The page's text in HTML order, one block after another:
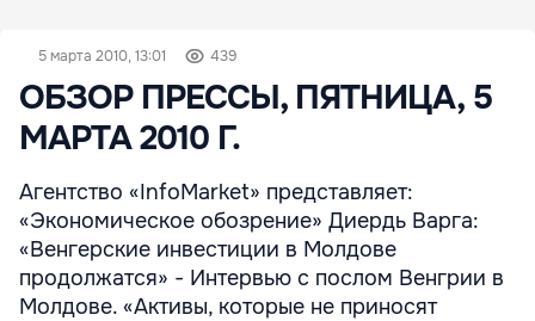
5 марта 2010, 13:01 439
ОБЗОР ПРЕССЫ, ПЯТНИЦА, 5
МАРТА 2010 Г.
Агентство «InfoMarket» представляет:
«Экономическое обозрение» Диердь Варга:
«Венгерские инвестиции в Молдове
продолжатся» - Интервью с послом Венгрии в
Молдове. «Активы, которые не приносят